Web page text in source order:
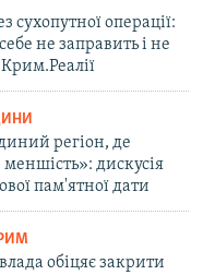
сухопутної операції:
не заправить і не
регіон, де
меншість»: дискусія
пам'ятної дати
обіцяє закрити